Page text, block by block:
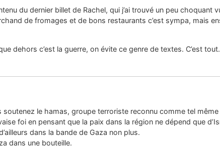
du dernier billet de Rachel, qui j’ai trouvé un peu choquant
de fromages et de bons restaurants c’est sympa, mais
dehors c’est la guerre, on évite ce genre de textes. C’est tout.
le hamas, groupe terroriste reconnu comme tel même
foi en pensant que la paix dans la région ne dépend que
dans la bande de Gaza non plus.
dans une bouteille.